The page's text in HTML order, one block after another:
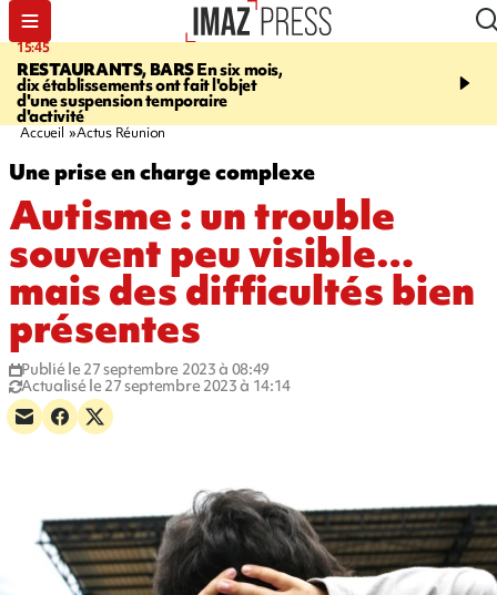
15:45
RESTAURANTS, BARSEn six mois,
dix établissements ont fait l'objet
d'une suspension temporaire
d'activité
17:17
Angeles, un homme vit
Accueil Actus Réunion
Une prise en charge complexe
Autisme : un trouble
souvent peu visible…
mais des difficultés bien
présentes
Publié le 27 septembre 2023 à 08:49
Actualisé le 27 septembre 2023 à 14:14